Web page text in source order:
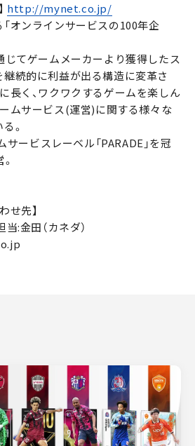
http://mynet.co.jp/
オンラインサービスの100年企
じてゲームメーカーより獲得したス
続的に利益が出る構造に変革さ
長く、ワクワクするゲームを楽しん
ムサービス(運営)に関する様々な
。
サービスレーベル「PARADE」を冠
せ先】
:金田（カネダ）